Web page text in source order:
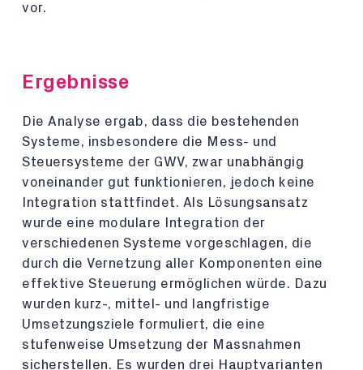
vor.
Ergebnisse
Die Analyse ergab, dass die bestehenden
Systeme, insbesondere die Mess- und
Steuersysteme der GWV, zwar unabhängig
voneinander gut funktionieren, jedoch keine
Integration stattfindet. Als Lösungsansatz
wurde eine modulare Integration der
verschiedenen Systeme vorgeschlagen, die
durch die Vernetzung aller Komponenten eine
effektive Steuerung ermöglichen würde. Dazu
wurden kurz-, mittel- und langfristige
Umsetzungsziele formuliert, die eine
stufenweise Umsetzung der Massnahmen
sicherstellen. Es wurden drei Hauptvarianten